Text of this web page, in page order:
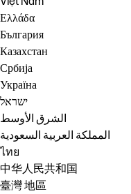
Ελλάδα
България
Казахстан
Србија
Україна
ישראל
الشرق الأوسط
المملكة العربية السعودية
ไทย
中华人民共和国
臺灣 地區